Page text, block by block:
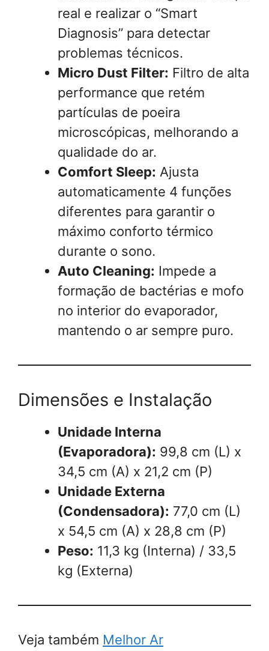
real e realizar o “Smart
Diagnosis” para detectar
problemas técnicos.
Micro Dust Filter: Filtro de alta
performance que retém
partículas de poeira
microscópicas, melhorando a
qualidade do ar.
Comfort Sleep: Ajusta
automaticamente 4 funções
diferentes para garantir o
máximo conforto térmico
durante o sono.
Auto Cleaning: Impede a
formação de bactérias e mofo
no interior do evaporador,
mantendo o ar sempre puro.
Dimensões e Instalação
Unidade Interna
(Evaporadora): 99,8 cm (L) x
34,5 cm (A) x 21,2 cm (P)
Unidade Externa
(Condensadora): 77,0 cm (L)
x 54,5 cm (A) x 28,8 cm (P)
Peso: 11,3 kg (Interna) / 33,5
kg (Externa)
Veja também Melhor Ar